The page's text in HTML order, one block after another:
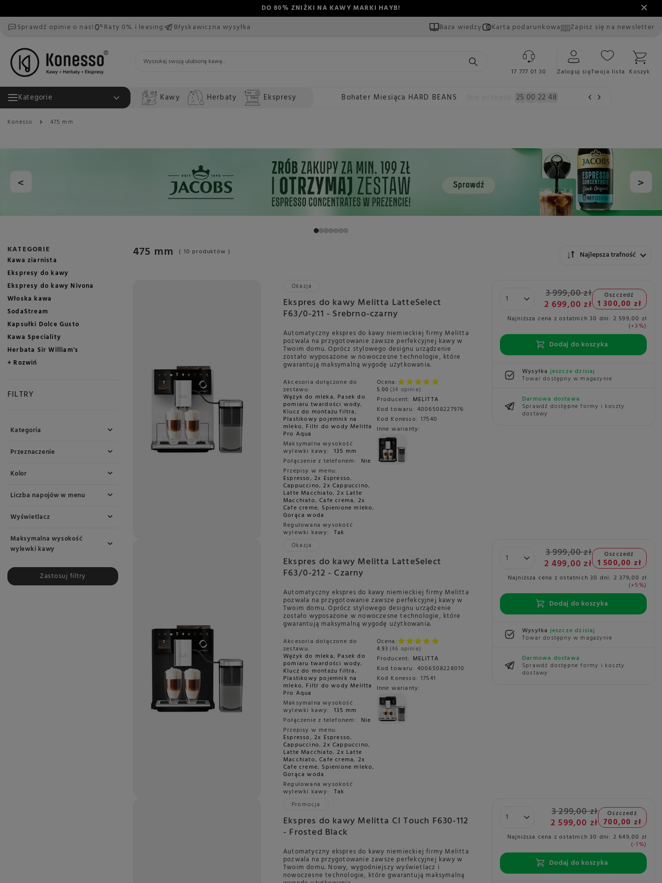
DO 80% ZNIŻKI NA KAWY MARKI HAYB!
Sprawdź opinie o nas!
Raty 0% i leasing Błyskawiczna wysyłka Baza wiedzy Karta podarunkowa Zapisz się na newsletter
17 777 01 30 Zaloguj sięTwoja lista Koszyk
Kategorie Kawy Herbaty Ekspresy Bohater Miesiąca HARD BEANS 25 00 22 47
Konesso 475 mm
< >
KATEGORIE
Kawa ziarnista
Ekspresy do kawy
Ekspresy do kawy Nivona
Włoska kawa
SodaStream
Kapsułki Dolce Gusto
Kawa Speciality
Herbata Sir William's
+ Rozwiń
FILTRY
Kategoria
Przeznaczenie
Kolor
Liczba napojów w menu
Wyświetlacz
Maksymalna wysokość
wylewki kawy
Zastosuj filtry
475 mm ( 10 produktów ) Zmień sortowanie
Najlepsza trafność
Okazja
Ekspres do kawy Melitta LatteSelect
F63/0-211 - Srebrno-czarny
Automatyczny ekspres do kawy niemieckiej firmy Melitta
pozwala na przygotowanie zawsze perfekcyjnej kawy w
Twoim domu. Oprócz stylowego designu urządzenie
zostało wyposażone w nowoczesne technologie, które
gwarantują maksymalną wygodę użytkowania.
Akcesoria dołączone do
zestawu:
Wężyk do mleka, Pasek do
pomiaru twardości wody,
Klucz do montażu filtra,
Plastikowy pojemnik na
mleko, Filtr do wody Melitta
Pro Aqua
Maksymalna wysokość
wylewki kawy: 135 mm
Połączenie z telefonem:
Nie
Przepisy w menu:
Espresso,2x Espresso,
Cappuccino,2x Cappuccino,
Latte Macchiato,2x Latte
Macchiato,Cafe crema, 2x
Cafe creme, Spienione mleko,
Gorąca woda
Regulowana wysokość
wylewki kawy: Tak
Ocena:
5.00 34 opinie
Producent: MELITTA
Kod towaru: 4006508227976
Kod Konesso: 17540
Inne warianty:
3 999,00 zł
2 699,00 zł
Oszczedź
1 300,00 zł
Najniższa cena z ostatnich 30 dni: 2 599,00 zł
+3%
Dodaj do koszyka
Wysyłkajeszcze dzisiaj
Towar dostępny w magazynie
Darmowa dostawa
Sprawdź dostępne formy i koszty
dostawy
Okazja
Ekspres do kawy Melitta LatteSelect
F63/0-212 - Czarny
Automatyczny ekspres do kawy niemieckiej firmy Melitta
pozwala na przygotowanie zawsze perfekcyjnej kawy w
Twoim domu. Oprócz stylowego designu urządzenie
zostało wyposażone w nowoczesne technologie, które
gwarantują maksymalną wygodę użytkowania.
Akcesoria dołączone do
zestawu:
Wężyk do mleka, Pasek do
pomiaru twardości wody,
Klucz do montażu filtra,
Plastikowy pojemnik na
mleko, Filtr do wody Melitta
Pro Aqua
Maksymalna wysokość
wylewki kawy: 135 mm
Połączenie z telefonem:
Nie
Przepisy w menu:
Espresso,2x Espresso,
Cappuccino,2x Cappuccino,
Latte Macchiato,2x Latte
Macchiato,Cafe crema, 2x
Cafe creme, Spienione mleko,
Gorąca woda
Regulowana wysokość
wylewki kawy: Tak
Ocena:
4.93 46 opinie
Producent: MELITTA
Kod towaru: 4006508228010
Kod Konesso: 17541
Inne warianty:
3 999,00 zł
2 499,00 zł
Oszczedź
1 500,00 zł
Najniższa cena z ostatnich 30 dni: 2 379,00 zł
+5%
Dodaj do koszyka
Wysyłkajeszcze dzisiaj
Towar dostępny w magazynie
Darmowa dostawa
Sprawdź dostępne formy i koszty
dostawy
Promocja
Ekspres do kawy Melitta CI Touch F630-112
- Frosted Black
Automatyczny ekspres do kawy niemieckiej firmy Melitta
pozwala na przygotowanie zawsze perfekcyjnej kawy w
Twoim domu. Nowy, wygodniejszy wyświetlacz i
nowoczesne technologie, które gwarantują maksymalną
3 299,00 zł
2 599,00 zł
Oszczedź
700,00 zł
Najniższa cena z ostatnich 30 dni: 2 649,00 zł
-1%
Dodaj do koszyka